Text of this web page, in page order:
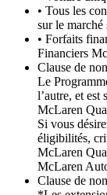
• Tous les
sur le
• Forfaits
Financiers
Clause de
Le
l’autre, et est
McLaren
Si vous
éligibilités,
McLaren
McLaren
Clause de